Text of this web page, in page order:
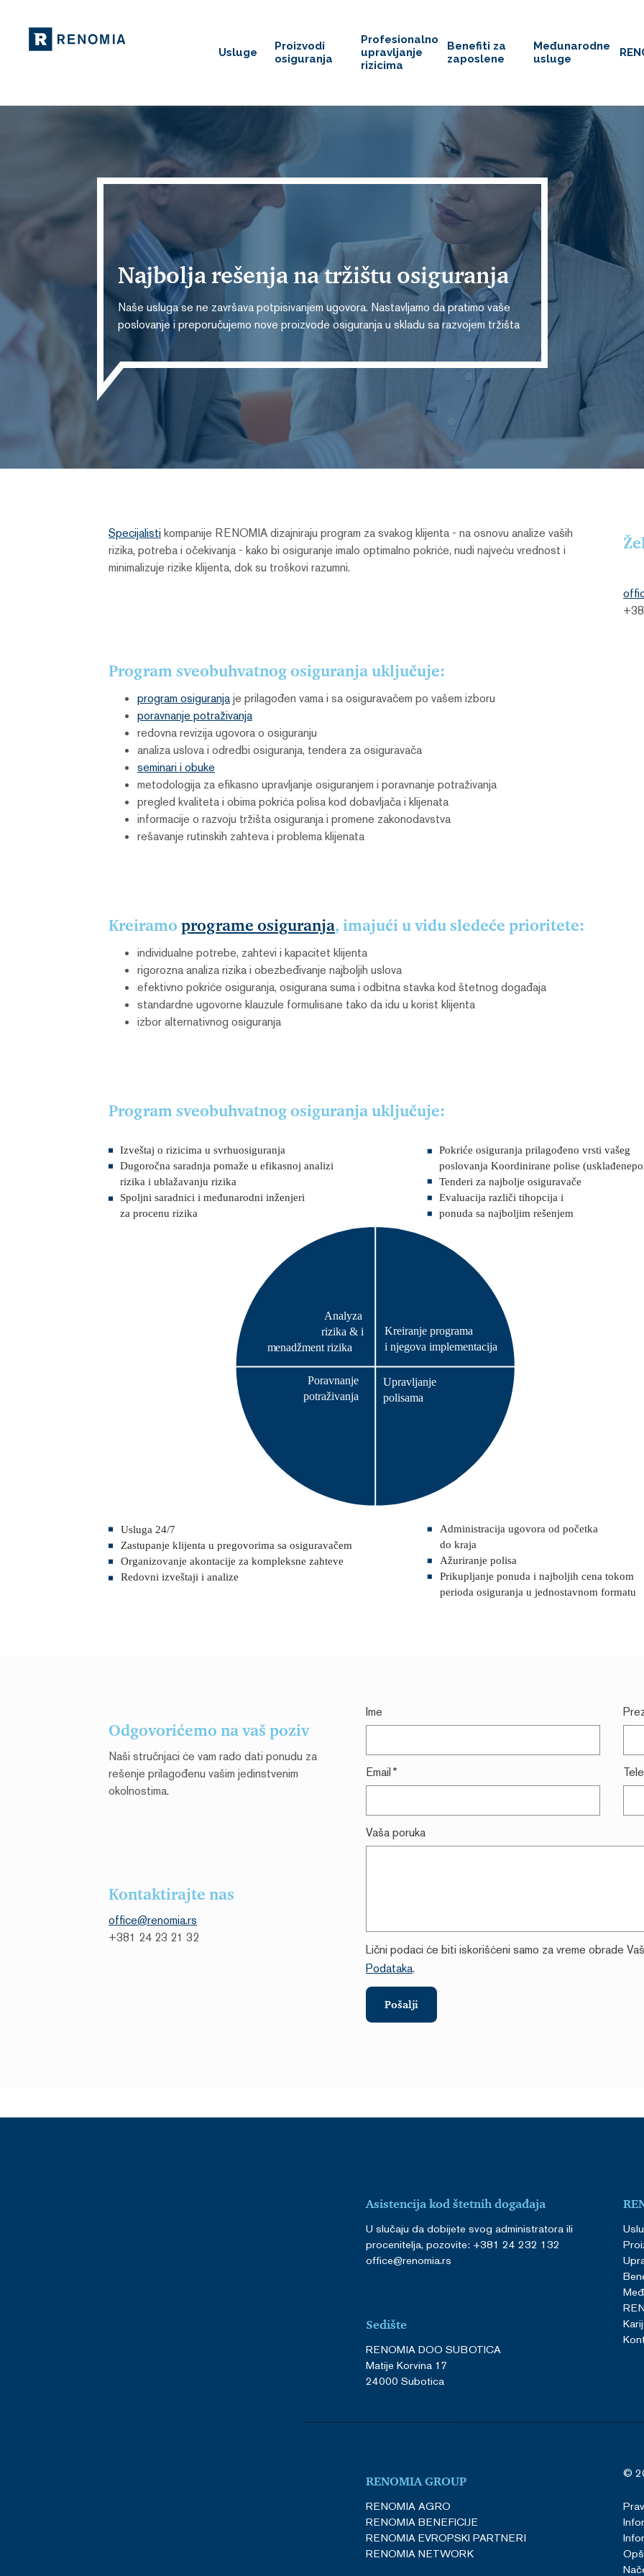
Usluge
Proizvodi
osiguranja
Profesionalno
upravljanje
rizicima
Benefiti za
zaposlene
Međunarodne
usluge
Najbolja rešenja na tržištu osiguranja
Naše usluga se ne završava potpisivanjem ugovora. Nastavljamo da pratimo vaše
poslovanje i preporučujemo nove proizvode osiguranja u skladu sa razvojem tržišta
Specijalistikompanije RENOMIA dizajniraju program za svakog klijenta - na osnovu analize vaših
rizika, potreba i očekivanja - kako bi osiguranje imalo optimalno pokriće, nudi najveću vrednost i
minimalizuje rizike klijenta, dok su troškovi razumni.
Program sveobuhvatnog osiguranja uključuje:
program osiguranjaje prilagođen vama i sa osiguravačem po vašem izboru
poravnanje potraživanja
redovna revizija ugovora o osiguranju
analiza uslova i odredbi osiguranja, tendera za osiguravača
seminari i obuke
metodologija za efikasno upravljanje osiguranjem i poravnanje potraživanja
pregled kvaliteta i obima pokrića polisa kod dobavljača i klijenata
informacije o razvoju tržišta osiguranja i promene zakonodavstva
rešavanje rutinskih zahteva i problema klijenata
Kreiramo programe osiguranja, imajući u vidu sledeće prioritete:
individualne potrebe, zahtevi i kapacitet klijenta
rigorozna analiza rizika i obezbeđivanje najboljih uslova
efektivno pokriće osiguranja, osigurana suma i odbitna stavka kod štetnog događaja
standardne ugovorne klauzule formulisane tako da idu u korist klijenta
izbor alternativnog osiguranja
Program sveobuhvatnog osiguranja uključuje:
Analyza
rizika & i
menadžment rizika
Izveštaj o rizicima u svrhuosiguranja
Dugoročna saradnja pomaže u efikasnoj analizi
rizika i ublažavanju rizika
Spoljni saradnici i međunarodni inženjeri
za procenu rizika
Pokriće osiguranja prilagođeno vrsti vašeg
poslovanja Koordinirane polise
Tenderi za najbolje osiguravače
Evaluacija različi tihopcija i
ponuda sa najboljim rešenjem
Usluga 24/7
Zastupanje klijenta u pregovorima sa osiguravačem
Organizovanje akontacije za kompleksne zahteve
Redovni izveštaji i analize
Administracija ugovora od početka
do kraja
Ažuriranje polisa
Prikupljanje ponuda i najboljih cena tokom
perioda osiguranja u jednostavnom formatu
Kreiranje programa
i njegova implementacija
Poravnanje
potraživanja
Upravljanje
polisama
Odgovorićemo na vaš poziv
Naši stručnjaci će vam rado dati ponudu za
rešenje prilagođenu vašim jedinstvenim
okolnostima.
Kontaktirajte nas
office@renomia.rs
+381 24 23 21 32
Ime
Email*
Vaša poruka
Lični podaci će biti iskorišćeni samo za vreme obrade
Podataka.
Pošalji
Asistencija kod štetnih događaja
U slučaju da dobijete svog administratora ili
procenitelja, pozovite: +381 24 232 132
office@renomia.rs
Sedište
RENOMIA DOO SUBOTICA
Matije Korvina 17
24000 Subotica
RENOMIA GROUP
RENOMIA AGRO
RENOMIA BENEFICIJE
RENOMIA EVROPSKI PARTNERI
RENOMIA NETWORK
©